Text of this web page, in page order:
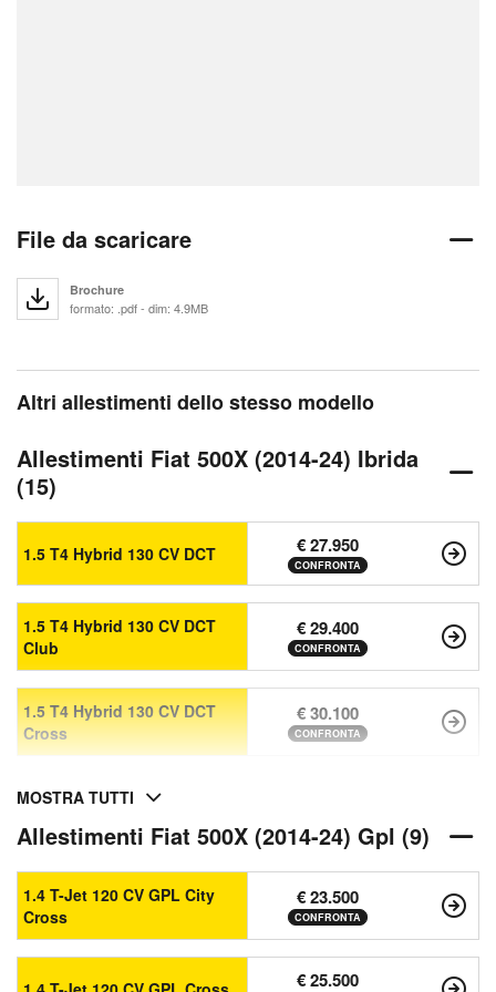
File da scaricare
Brochure
formato: .pdf - dim: 4.9MB
Altri allestimenti dello stesso modello
Allestimenti Fiat 500X (2014-24) Ibrida
(15)
1.5 T4 Hybrid 130 CV DCT € 27.950
CONFRONTA
1.5 T4 Hybrid 130 CV DCT
Club
€ 29.400
CONFRONTA
1.5 T4 Hybrid 130 CV DCT
Cross
€ 30.100
CONFRONTA
MOSTRA TUTTI
Allestimenti Fiat 500X (2014-24) Gpl (9)
1.4 T-Jet 120 CV GPL City
Cross
€ 23.500
CONFRONTA
€ 25.500